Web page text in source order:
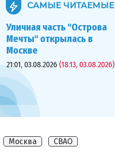
САМЫЕ ЧИТАЕМЫЕ
Уличная часть "Острова
Мечты" открылась в
Москве
21:01, 03.08.2026 (18:13, 03.08.2026)
Москва СВАО